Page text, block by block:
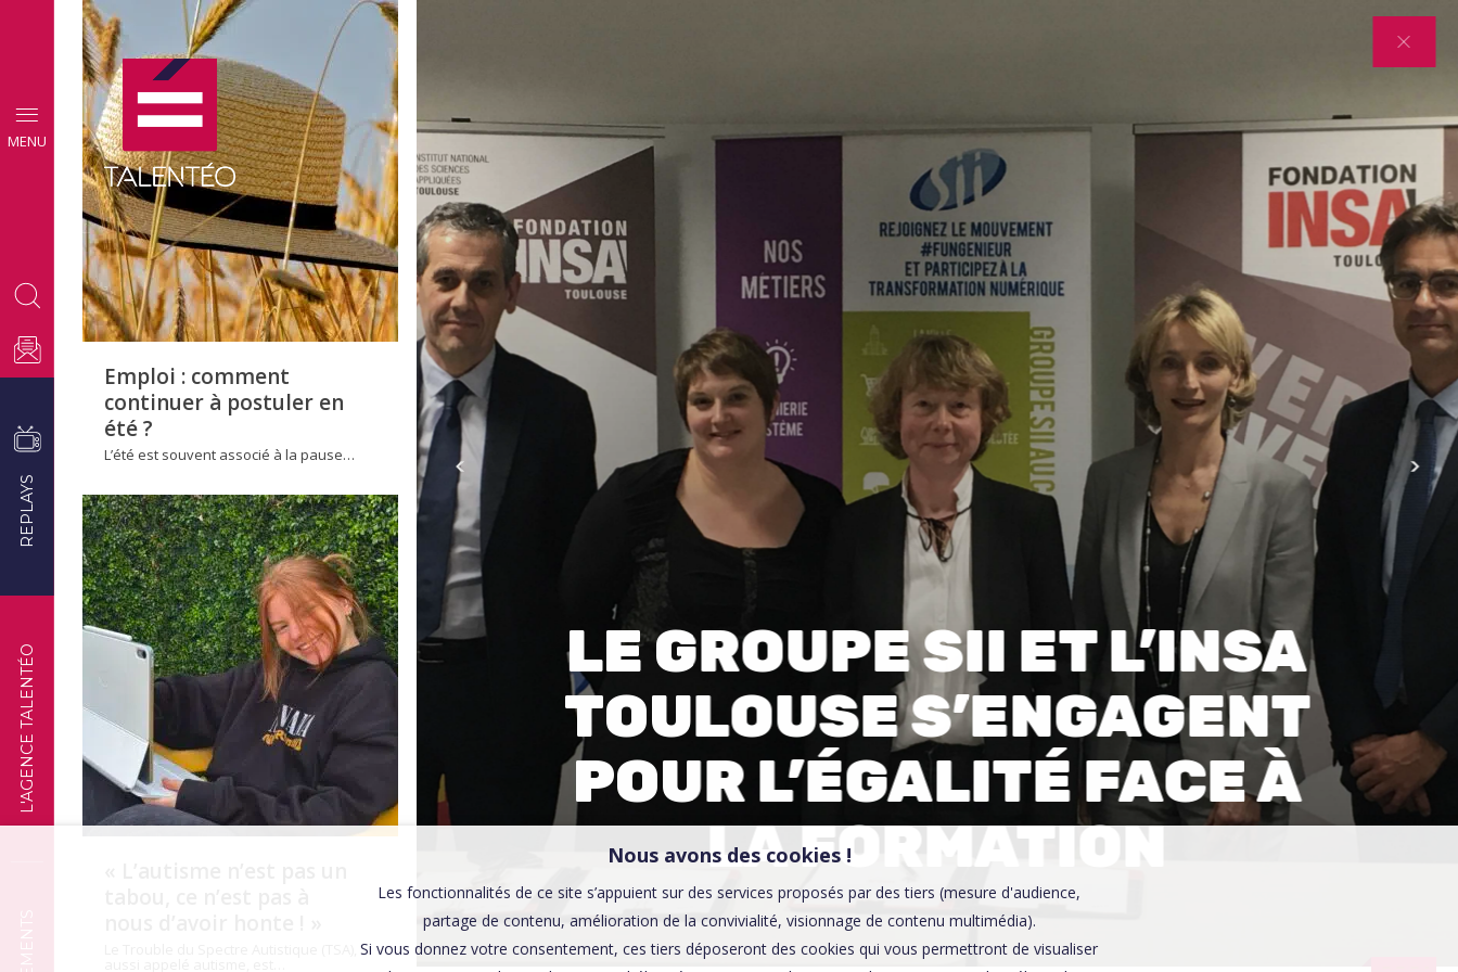
MENU
L'AGENCE TALENTÉO
REPLAYS
CONSEILS
EMPLOI
Emploi : comment
continuer à postuler en
été ?
L’été est souvent associé à la pause…
TÉMOIGNAGES
LE GROUPE SII ET L’INSA
TOULOUSE S’ENGAGENT
POUR L’ÉGALITÉ FACE À
LA FORMATION
00:00
Nous avons des cookies !
Les fonctionnalités de ce site s’appuient sur des services proposés par des tiers (mesure d'audience,
partage de contenu, amélioration de la convivialité, visionnage de contenu multimédia).
Si vous donnez votre consentement, ces tiers déposeront des cookies qui vous permettront de visualiser